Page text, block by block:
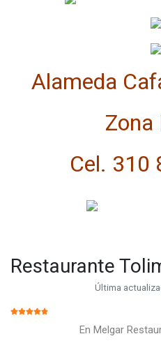
Alameda
Zona
Cel. 310
Restaurante
Última
RATIO:5/5
En Melgar